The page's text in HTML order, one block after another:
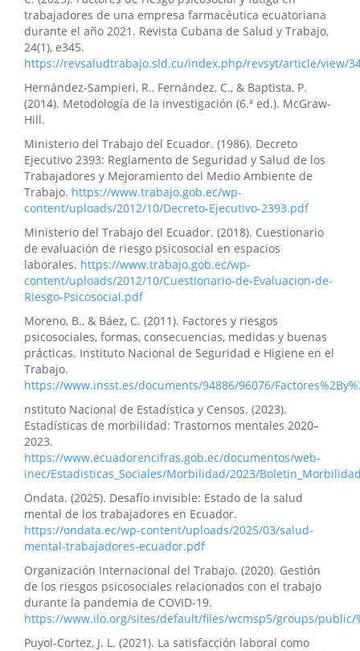
trabajadores de una empresa farmacéutica ecuatoriana
durante el año 2021. Revista Cubana de Salud y Trabajo,
24(1), e345.
https://revsaludtrabajo.sld.cu/index.php/revsyt/article/view/
Hernández-Sampieri, R., Fernández, C., & Baptista, P.
(2014). Metodología de la investigación (6.ª ed.). McGraw-
Hill.
Ministerio del Trabajo del Ecuador. (1986). Decreto
Ejecutivo 2393: Reglamento de Seguridad y Salud de los
Trabajadores y Mejoramiento del Medio Ambiente de
Trabajo. https://www.trabajo.gob.ec/wp-
content/uploads/2012/10/Decreto-Ejecutivo-2393.pdf
Ministerio del Trabajo del Ecuador. (2018). Cuestionario
de evaluación de riesgo psicosocial en espacios
laborales. https://www.trabajo.gob.ec/wp-
content/uploads/2012/10/Cuestionario-de-Evaluacion-de-
Riesgo-Psicosocial.pdf
Moreno, B., & Báez, C. (2011). Factores y riesgos
psicosociales, formas, consecuencias, medidas y buenas
prácticas. Instituto Nacional de Seguridad e Higiene en el
Trabajo.
https://www.insst.es/documents/94886/96076/
nstituto Nacional de Estadística y Censos. (2023).
Estadísticas de morbilidad: Trastornos mentales 2020–
2023.
https://www.ecuadorencifras.gob.ec/documentos/web-
inec/Estadisticas_Sociales/Morbilidad/2023/
Ondata. (2025). Desafío invisible: Estado de la salud
mental de los trabajadores en Ecuador.
https://ondata.ec/wp-content/uploads/2025/03/salud-
mental-trabajadores-ecuador.pdf
Organización Internacional del Trabajo. (2020). Gestión
de los riesgos psicosociales relacionados con el trabajo
durante la pandemia de COVID-19.
https://www.ilo.org/sites/default/files/wcmsp5/groups/public/
Puyol-Cortez, J. L. (2021). La satisfacción laboral como